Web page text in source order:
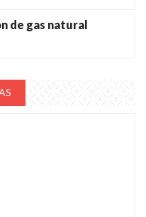
de gas natural